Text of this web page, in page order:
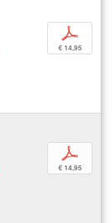
p
€ 14,95
p
€ 14,95